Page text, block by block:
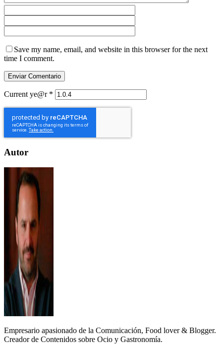
Save my name, email, and website in this browser for the next
time I comment.
Current ye@r *
Autor
Empresario apasionado de la Comunicación, Food lover & Blogger.
Creador de Contenidos sobre Ocio y Gastronomía.